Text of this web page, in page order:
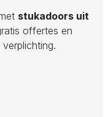
stukadoors uit
offertes en